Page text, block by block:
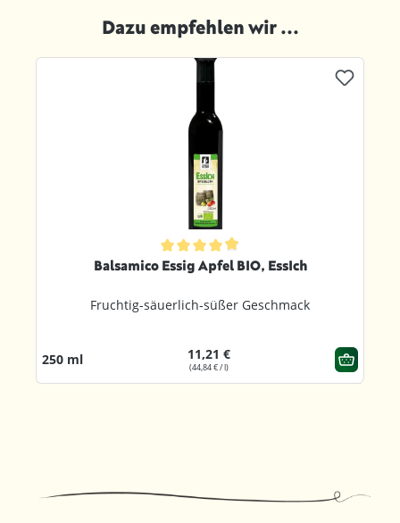
Dazu empfehlen wir ...
Produktgalerie überspringen
Durchschnittliche Bewertung von 4.9 von 5 Sternen
Balsamico Essig Apfel BIO, EssIch
Fruchtig-säuerlich-süßer Geschmack
250 ml 11,21 €
(44,84 € / l)